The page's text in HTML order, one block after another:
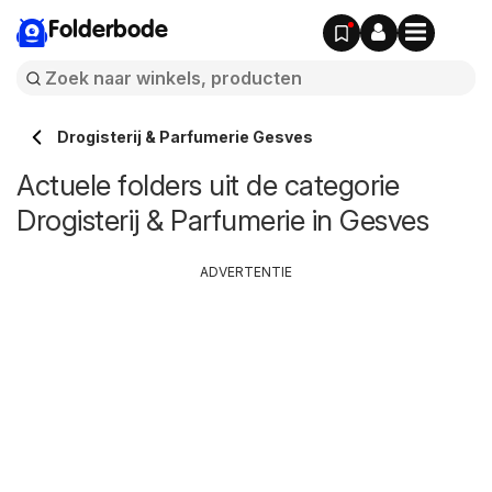
Folderbode
Drogisterij & Parfumerie Gesves
Actuele folders uit de categorie
Drogisterij & Parfumerie in Gesves
ADVERTENTIE